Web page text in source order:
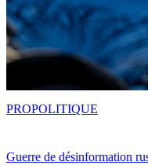
Guerre de désinformation
PROPOLITIQUE